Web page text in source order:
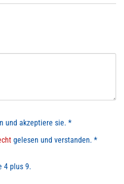
und akzeptiere sie. *
gelesen und verstanden. *
4 plus 9.